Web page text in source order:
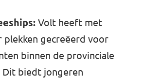
Volt heeft met
plekken gecreëerd voor
binnen de provinciale
Dit biedt jongeren